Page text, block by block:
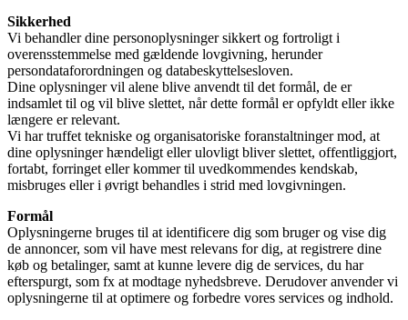
Sikkerhed
Vi behandler dine personoplysninger sikkert og fortroligt i
overensstemmelse med gældende lovgivning, herunder
persondataforordningen og databeskyttelsesloven.
Dine oplysninger vil alene blive anvendt til det formål, de er
indsamlet til og vil blive slettet, når dette formål er opfyldt eller ikke
længere er relevant.
Vi har truffet tekniske og organisatoriske foranstaltninger mod, at
dine oplysninger hændeligt eller ulovligt bliver slettet, offentliggjort,
fortabt, forringet eller kommer til uvedkommendes kendskab,
misbruges eller i øvrigt behandles i strid med lovgivningen.
Formål
Oplysningerne bruges til at identificere dig som bruger og vise dig
de annoncer, som vil have mest relevans for dig, at registrere dine
køb og betalinger, samt at kunne levere dig de services, du har
efterspurgt, som fx at modtage nyhedsbreve. Derudover anvender vi
oplysningerne til at optimere og forbedre vores services og indhold.